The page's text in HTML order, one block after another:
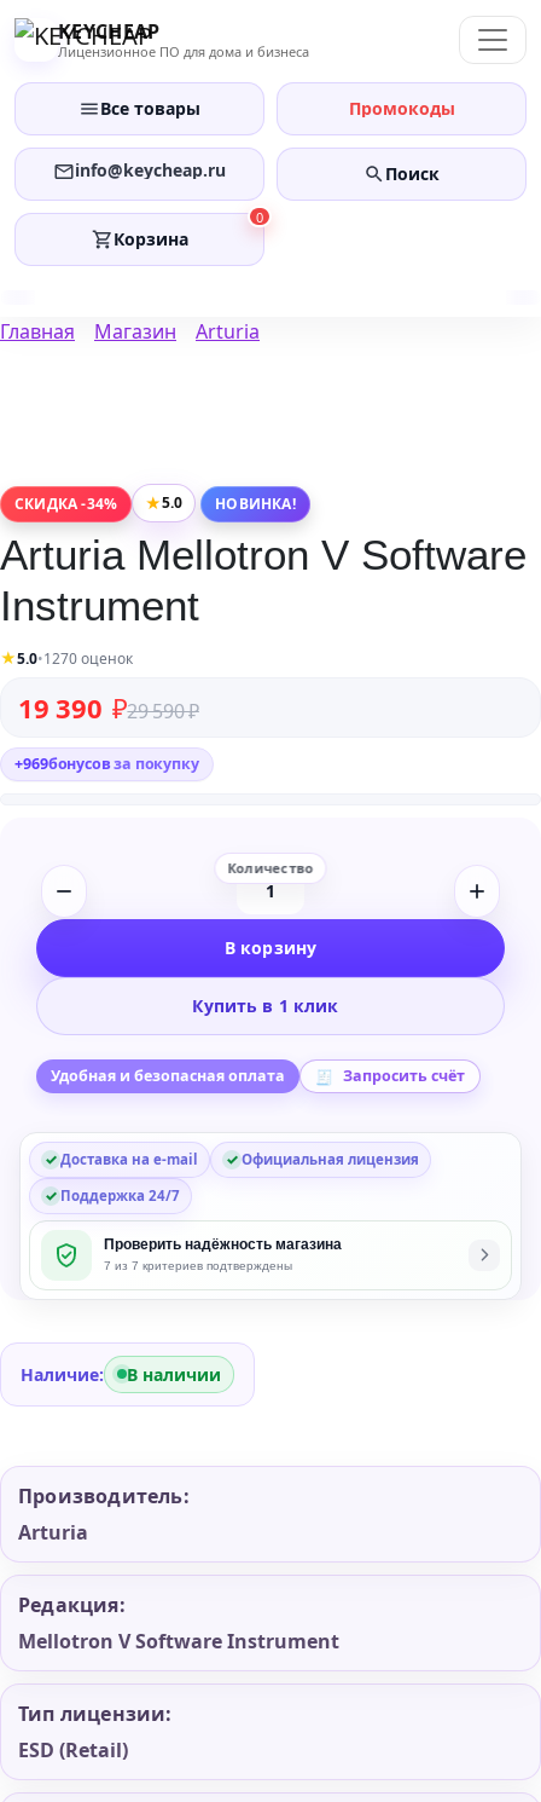
Перейти
KEYCHEAP
Лицензионное ПО для дома и бизнеса
Все товары Промокоды
info@keycheap.ru Поиск
0
Корзина
Главная Магазин Arturia
СКИДКА -34% ★5.0 НОВИНКА!
Arturia Mellotron V Software
Instrument
★5.0•1270 оценок
29 590₽
Первоначальная цена составляла 29 590 ₽.
19 390 ₽
Текущая цена: 19 390 ₽.
+969бонусовза покупку
Количество
Arturia
V
Instrument
В корзину
Купить в 1 клик
Удобная и безопасная оплата Запросить счёт
Доставка на e-mail
Официальная лицензия
Поддержка 24/7
Проверить надёжность магазина
7 из 7 критериев подтверждены
Наличие: В наличии
Производитель:
Arturia
Редакция:
Mellotron V Software Instrument
Тип лицензии:
ESD (Retail)